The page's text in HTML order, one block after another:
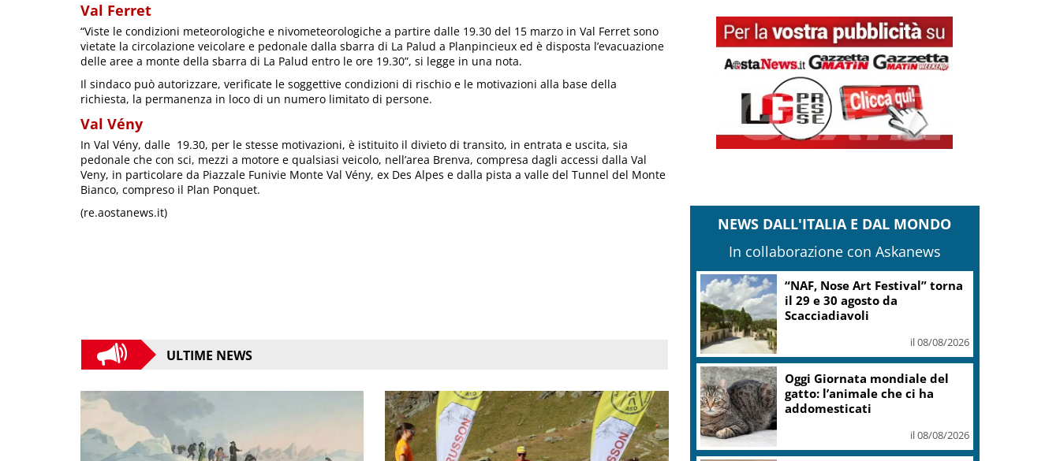
Val Ferret
“Viste le condizioni meteorologiche e nivometeorologiche a partire dalle 19.30 del 15 marzo in Val Ferret sono
vietate la circolazione veicolare e pedonale dalla sbarra di La Palud a Planpincieux ed è disposta l’evacuazione
delle aree a monte della sbarra di La Palud entro le ore 19.30”, si legge in una nota.
Il sindaco può autorizzare, verificate le soggettive condizioni di rischio e le motivazioni alla base della
richiesta, la permanenza in loco di un numero limitato di persone.
Val Vény
In Val Vény, dalle 19.30, per le stesse motivazioni, è istituito il divieto di transito, in entrata e uscita, sia
pedonale che con sci, mezzi a motore e qualsiasi veicolo, nell’area Brenva, compresa dagli accessi dalla Val
Veny, in particolare da Piazzale Funivie Monte Val Vény, ex Des Alpes e dalla pista a valle del Tunnel del Monte
Bianco, compreso il Plan Ponquet.
(re.aostanews.it)
ULTIME NEWS
NEWS DALL'ITALIA E DAL MONDO
In collaborazione con Askanews
“NAF, Nose Art Festival” torna
il 29 e 30 agosto da
Scacciadiavoli
il 08/08/2026
Oggi Giornata mondiale del
gatto: l’animale che ci ha
addomesticati
il 08/08/2026